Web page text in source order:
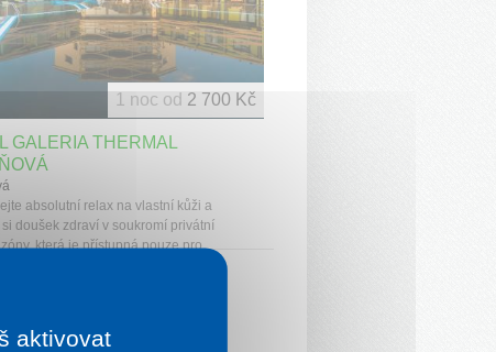
GALERIA THERMAL
absolutní relax na vlastní kůži a
doušek zdraví v soukromí privátní
která je přístupná pouze pro...
1 noc od 2 700 Kč
aktivovat